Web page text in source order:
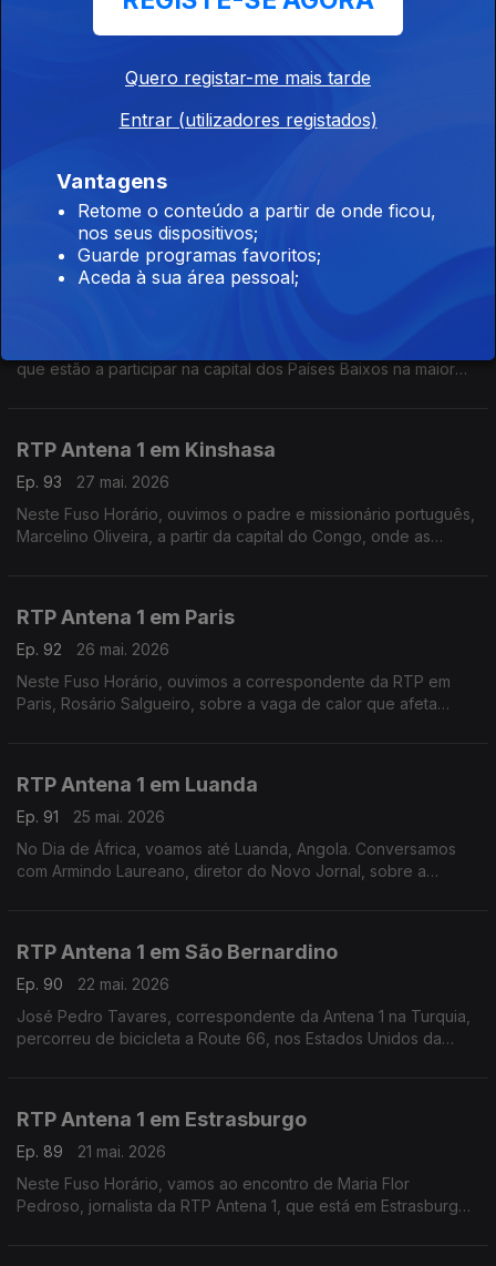
Eduarda Maio conversa com Miguel Borges, engenheiro civil a
viver na Roménia, sobre o ambiente vivido no país após o
RTP Antena 1 em Budapeste
Eduarda Maio conversa com Tiago Hipólito, português que
trabalha na Hungria, sobre a final da Liga dos Campeões que
vai decorrer em Budapeste e ainda sobre a visita do novo
primeiro ministro húngaro a Bruxelas.
RTP Antena 1 em Amesterdão
que estão a participar na capital dos Países Baixos na maior
RTP Antena 1 em Kinshasa
Ep. 93
27 mai. 2026
Neste Fuso Horário, ouvimos o padre e missionário português,
Marcelino Oliveira, a partir da capital do Congo, onde as
RTP Antena 1 em Paris
Ep. 92
26 mai. 2026
Neste Fuso Horário, ouvimos a correspondente da RTP em
Paris, Rosário Salgueiro, sobre a vaga de calor que afeta
RTP Antena 1 em Luanda
Ep. 91
25 mai. 2026
No Dia de África, voamos até Luanda, Angola. Conversamos
com Armindo Laureano, diretor do Novo Jornal, sobre a
RTP Antena 1 em São Bernardino
Ep. 90
22 mai. 2026
José Pedro Tavares, correspondente da Antena 1 na Turquia,
percorreu de bicicleta a Route 66, nos Estados Unidos da
RTP Antena 1 em Estrasburgo
Ep. 89
21 mai. 2026
Neste Fuso Horário, vamos ao encontro de Maria Flor
Pedroso, jornalista da RTP Antena 1, que está em Estrasburgo
Quero registar-me mais tarde
Entrar (utilizadores registados)
Vantagens
Retome o conteúdo a partir de onde ficou,
nos seus dispositivos;
Guarde programas favoritos;
Aceda à sua área pessoal;